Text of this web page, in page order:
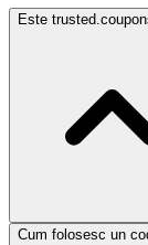
Este
Cum folosesc un